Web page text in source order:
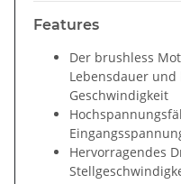
Features
Der brushless
Lebensdauer
Geschwindigkeit
Hervorragendes